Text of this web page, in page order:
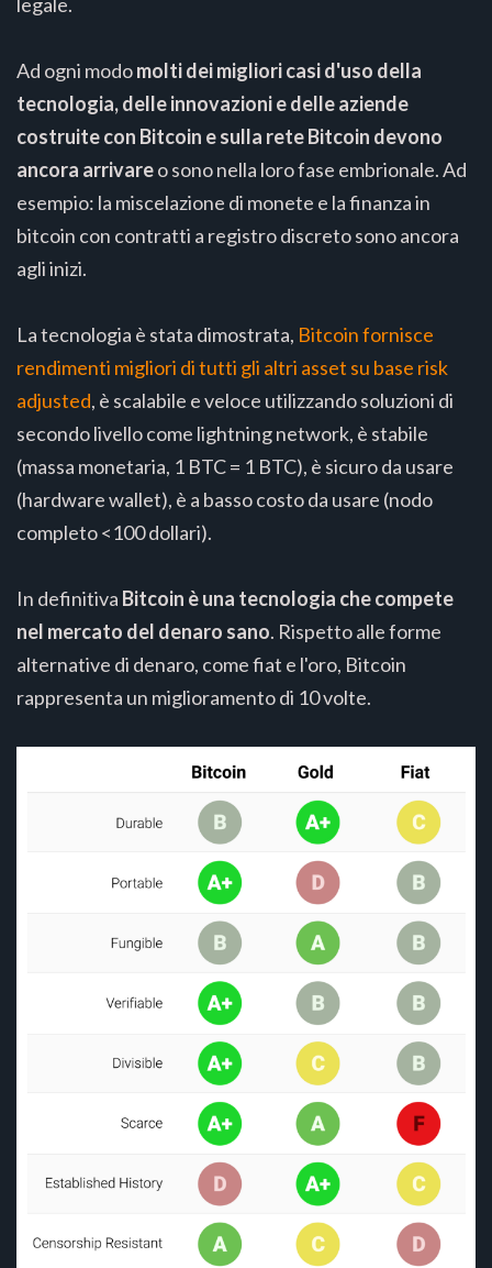
Ad ogni modomolti dei migliori casi d'uso della
tecnologia, delle innovazioni e delle aziende
costruite con Bitcoin e sulla rete Bitcoin devono
ancora arrivareo sono nella loro fase embrionale. Ad
esempio: la miscelazione di monete e la finanza in
bitcoin con contratti a registro discreto sono ancora
agli inizi.
La tecnologia è stata dimostrata, Bitcoin fornisce
rendimenti migliori di tutti gli altri asset su base risk
adjusted, è scalabile e veloce utilizzando soluzioni di
secondo livello come lightning network, è stabile
(massa monetaria, 1 BTC = 1 BTC), è sicuro da usare
(hardware wallet), è a basso costo da usare (nodo
completo <100 dollari).
In definitiva Bitcoin è una tecnologia che compete
nel mercato del denaro sano. Rispetto alle forme
alternative di denaro, come fiat e l'oro, Bitcoin
rappresenta un miglioramento di 10 volte.